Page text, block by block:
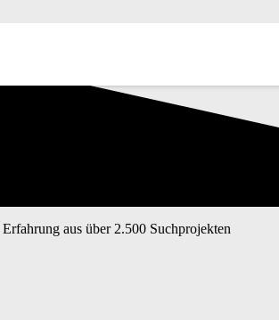
Erfahrung aus über 2.500 Suchprojekten